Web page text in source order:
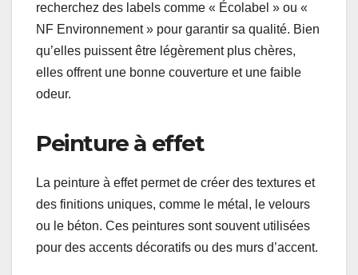
recherchez des labels comme « Écolabel » ou «
NF Environnement » pour garantir sa qualité. Bien
qu’elles puissent être légèrement plus chères,
elles offrent une bonne couverture et une faible
odeur.
Peinture à effet
La peinture à effet permet de créer des textures et
des finitions uniques, comme le métal, le velours
ou le béton. Ces peintures sont souvent utilisées
pour des accents décoratifs ou des murs d’accent.